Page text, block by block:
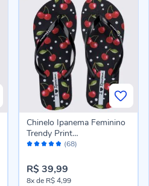
Avaliação: (68)
Chinelo Ipanema Feminino
Trendy Print
Preto/Vermelho/Verde
R$ 39,99
8xde R$ 4,99